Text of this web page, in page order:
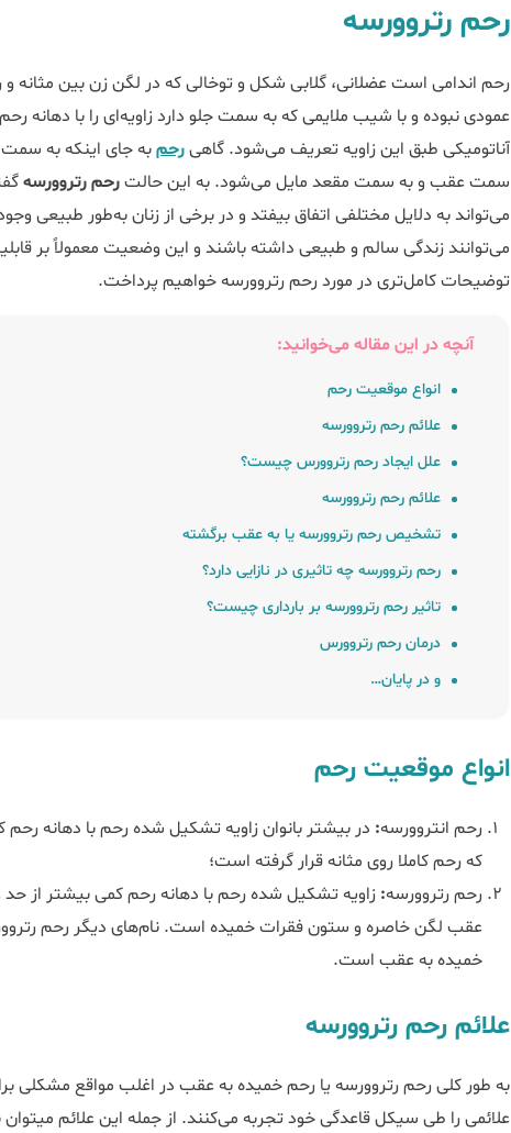
رحم رتروورسه
رحم اندامی است عضلانی، گلابی شکل و توخالی که در لگن زن بین مثانه
عمودی نبوده و با شیب ملایمی که به سمت جلو دارد زاویه‌ای را با
آناتومیکی طبق این زاویه تعریف می‌شود. گاهیرحمبه جای اینکه به سمت
سمت عقب و به سمت مقعد مایل می‌شود. به این حالترحم رتروورسه
می‌تواند به دلایل مختلفی اتفاق بیفتد و در برخی از زنان به‌طور طبیعی
می‌توانند زندگی سالم و طبیعی داشته باشند و این وضعیت معمولاً بر
توضیحات کامل‌تری در مورد رحم رتروورسه خواهیم پرداخت.
آنچه در این مقاله می‌خوانید:
انواع موقعیت رحم
علائم رحم رتروورسه
علل ایجاد رحم رتروورس چیست؟
علائم رحم رتروورسه
تشخیص رحم رتروورسه یا به عقب برگشته
رحم رتروورسه چه تاثیری در نازایی دارد؟
تاثیر رحم رتروورسه بر بارداری چیست؟
درمان رحم رتروورس
و در پایان…
انواع موقعیت رحم
رحم انتروورسه: در بیشتر بانوان زاویه تشکیل شده رحم با دهانه
که رحم کاملا روی مثانه قرار گرفته است؛
رحم رتروورسه: زاویه تشکیل شده رحم با دهانه رحم کمی بیشتر از
عقب لگن خاصره و ستون فقرات خمیده است. نام‌های دیگر رحم
خمیده به عقب است.
علائم رحم رتروورسه
به طور کلی رحم رتروورسه یا رحم خمیده به عقب در اغلب مواقع مشکلی
علائمی را طی سیکل قاعدگی خود تجربه می‌کنند. از جمله این علائم می‎توان به موارد زیر اشاره کرد: